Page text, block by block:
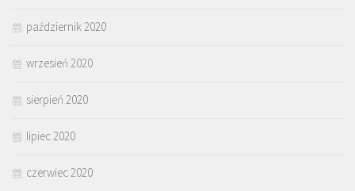
październik 2020
wrzesień 2020
sierpień 2020
lipiec 2020
czerwiec 2020